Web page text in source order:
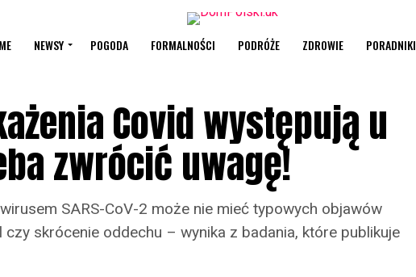
NEWSY POGODA FORMALNOŚCI PODRÓŻE ZDROWIE PORADNIKI
Covid występują u
zwrócić uwagę!
SARS-CoV-2 może nie mieć typowych objawów
czy skrócenie oddechu – wynika z badania, które publikuje